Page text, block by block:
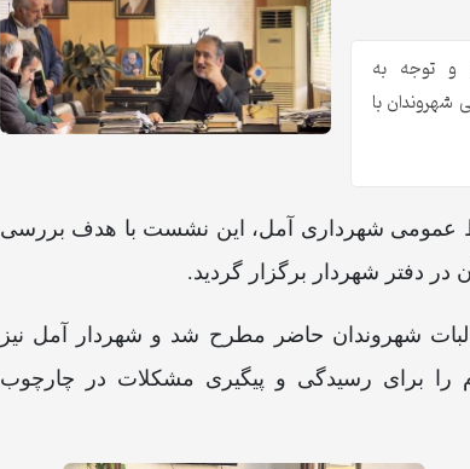
و توجه به
با
عمومی شهرداری آمل، این نشست با هدف بررسی
دفتر شهردار برگزار گردید.
شهروندان حاضر مطرح شد و شهردار آمل نیز
را برای رسیدگی و پیگیری مشکلات در چارچوب